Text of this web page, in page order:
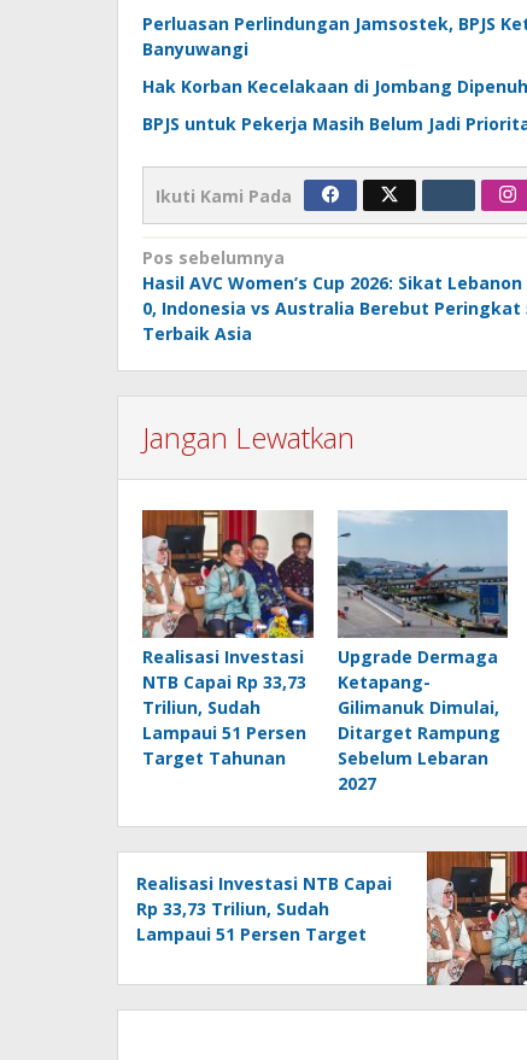
Perluasan Perlindungan Jamsostek, BPJS
Banyuwangi
Hak Korban Kecelakaan di Jombang
BPJS untuk Pekerja Masih Belum Jadi
Ikuti Kami Pada
Navigasi
pos
Pos sebelumnya
Hasil AVC Women’s Cup 2026: Sikat Lebanon
0, Indonesia vs Australia Berebut Peringkat
Terbaik Asia
Jangan Lewatkan
Realisasi Investasi
NTB Capai Rp 33,73
Triliun, Sudah
Lampaui 51 Persen
Target Tahunan
Upgrade Dermaga
Ketapang-
Gilimanuk Dimulai,
Ditarget Rampung
Sebelum Lebaran
2027
Realisasi Investasi NTB Capai
Rp 33,73 Triliun, Sudah
Lampaui 51 Persen Target